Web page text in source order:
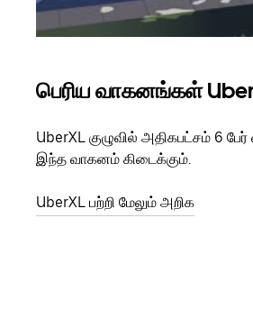
பெரிய வாகனங்கள்
UberXL குழுவில் அதிகபட்சம் 6
இந்த வாகனம் கிடைக்கும்.
UberXL பற்றி மேலும் அறிக